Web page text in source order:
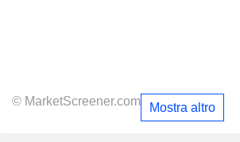
© MarketScreener.com Mostra altro